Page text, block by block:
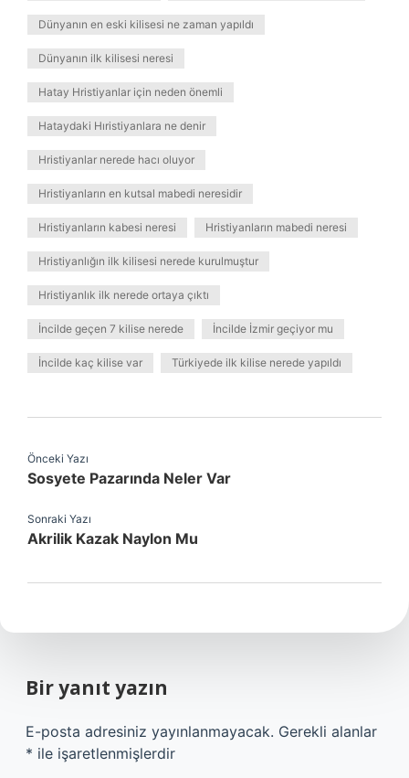
Dünyanın en eski kilisesi ne zaman yapıldı
Dünyanın ilk kilisesi neresi
Hatay Hristiyanlar için neden önemli
Hataydaki Hıristiyanlara ne denir
Hristiyanlar nerede hacı oluyor
Hristiyanların en kutsal mabedi neresidir
Hristiyanların kabesi neresi Hristiyanların mabedi neresi
Hristiyanlığın ilk kilisesi nerede kurulmuştur
Hristiyanlık ilk nerede ortaya çıktı
İncilde geçen 7 kilise nerede İncilde İzmir geçiyor mu
İncilde kaç kilise var Türkiyede ilk kilise nerede yapıldı
Önceki Yazı
Sosyete Pazarında Neler Var
Sonraki Yazı
Akrilik Kazak Naylon Mu
Bir yanıt yazın
E-posta adresiniz yayınlanmayacak. Gerekli alanlar
* ile işaretlenmişlerdir